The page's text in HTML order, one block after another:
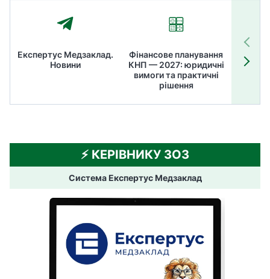
Експертус Медзаклад.
Новини
Фінансове планування
КНП — 2027: юридичні
вимоги та практичні
рішення
⚡️ КЕРІВНИКУ ЗОЗ
Система Експертус Медзаклад